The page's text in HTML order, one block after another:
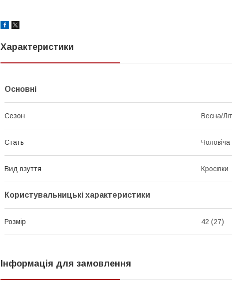
Характеристики
Основні
Сезон Весна/
Стать Чоловіча
Вид взуття Кросівки
Користувальницькі характеристики
Розмір 42 (27)
Інформація для замовлення